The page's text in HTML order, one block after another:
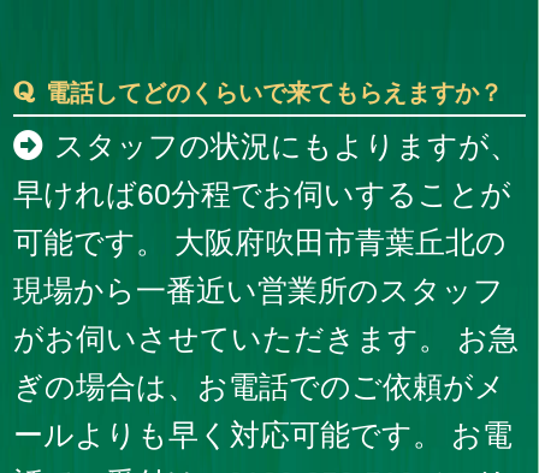
電話してどのくらいで来てもらえますか？
スタッフの状況にもよりますが、
早ければ60分程でお伺いすることが
可能です。 大阪府吹田市青葉丘北の
現場から一番近い営業所のスタッフ
がお伺いさせていただきます。 お急
ぎの場合は、お電話でのご依頼がメ
ールよりも早く対応可能です。 お電